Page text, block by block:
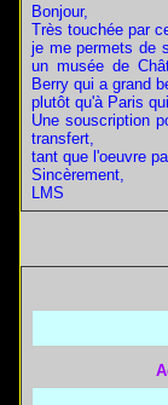
Bonjour,
Très touchée par
je me permets de
un musée de
Berry qui a grand
plutôt qu'à Paris
Une souscription
transfert,
tant que l'oeuvre
Sincèrement,
LMS